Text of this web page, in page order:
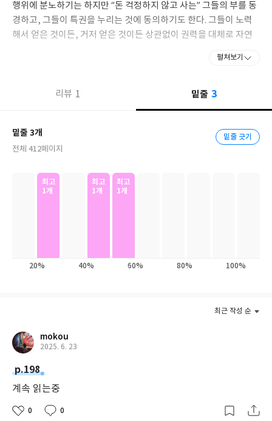
행위에 분노하기는 하지만 “돈 걱정하지 않고 사는” 그들의 부를 동
경하고, 그들이 특권을 누리는 것에 동의하기도 한다. 그들이 노력
해서 얻은 것이든, 거저 얻은 것이든 상관없이 권력을 대체로 자연
『특권계급론』은 이런 특권이 작동하는 방식을 본격 추적한다. 부
리트 특권은 다양한 방식으로 사회에 해를 끼치는데 왜 수정되지 않
는가? 엘리트들은 어떤 걸 활용해서 자신의 특권을 유지하고 재생
다고 신호를 보내며 다른 사람들은 왜 엘리트에게 혜택을 부여하는
식으로 반응하는가? 사회제도와 정치구조는 어떤 식으로 엘리트 특
친다고 주장한다. 저소득층 사람들에게 가해지는 일상적인 무시와
자리를 독차지할 때 발생하는 노동시장의 왜곡에 이르기까지 그 피
해는 폭넓게 생겨난다. 가장 크게는 이 사회의 불평등을 더욱 공고하
게 만든다. 특권층이 배타적 혜택을 많이 받으면 받을수록 이 사회의
불평등은 더욱 심해진다는 것이다. 그리고 이 사회의 구성원들은 이
권을 낳는 체제를 비판하는 언어와 주장을 갖춘 성인이 점점 줄어드
펼쳐보기
리뷰 1 밑줄 3
밑줄 3개
전체 412페이지
밑줄 긋기
최고
1개
최고
1개
최고
1개
20% 40% 60% 80% 100%
최근 작성 순
mokou
2025. 6. 23
p.198
계속 읽는중
0 0